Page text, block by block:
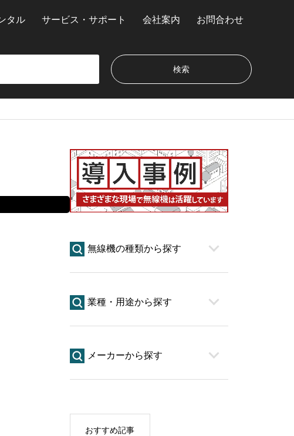
タル サービス・サポート 会社案内 お問合わせ
無線機の種類から探す
業種・用途から探す
メーカーから探す
おすすめ記事